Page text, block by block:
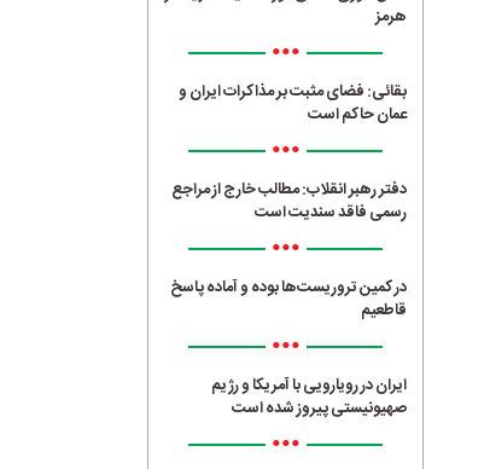
هرمز
•••
بقائی: فضای مثبت بر مذاکرات ایران و
عمان حاکم است
•••
دفتر رهبر انقلاب: مطالب خارج از مراجع
رسمی فاقد سندیت است
•••
در کمین تروریست‌ها بوده و آماده پاسخ
قاطعیم
•••
ایران در رویارویی با آمریکا و رژیم
صهیونیستی پیروز شده است
•••